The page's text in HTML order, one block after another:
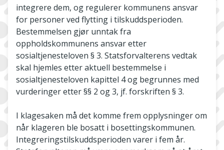
integrere dem, og regulerer kommunens ansvar
for personer ved flytting i tilskuddsperioden.
Bestemmelsen gjør unntak fra
oppholdskommunens ansvar etter
sosialtjenesteloven § 3. Statsforvalterens vedtak
skal hjemles etter aktuell bestemmelse i
sosialtjenesteloven kapittel 4 og begrunnes med
vurderinger etter §§ 2 og 3, jf. forskriften § 3.
I klagesaken må det komme frem opplysninger om
når klageren ble bosatt i bosettingskommunen.
Integreringstilskuddsperioden varer i fem år.